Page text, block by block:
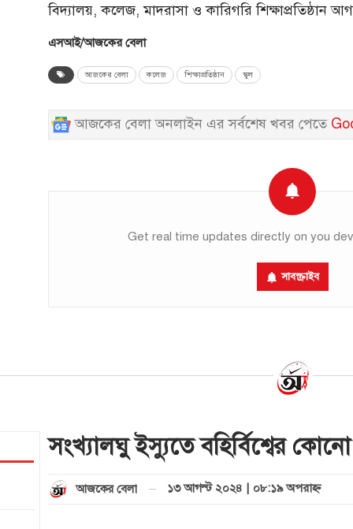
বিদ্যালয়, কলেজ, মাদরাসা ও কারিগরি শিক্ষাপ্রতিষ্ঠান
এসআই/আজকের বেলা
আজকের বেলা কলেজ শিক্ষাপ্রতিষ্ঠান স্কুল
আজকের বেলা অনলাইন এর সর্বশেষ খবর পেতে
Get real time updates directly on you
সাবস্ক্রাইব
সংখ্যালঘু ইস্যুতে বহির্বিশ্বের
আজকের বেলা ১৩ আগস্ট ২০২৪ | ০৮:১৯ অপরাহ্ণ